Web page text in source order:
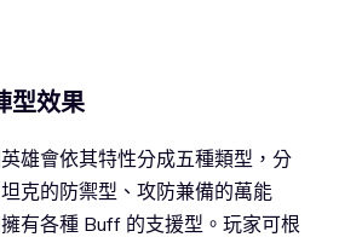
型效果
雄會依其特性分成五種類型，分
克的防禦型、攻防兼備的萬能
有各種 Buff 的支援型。玩家可根